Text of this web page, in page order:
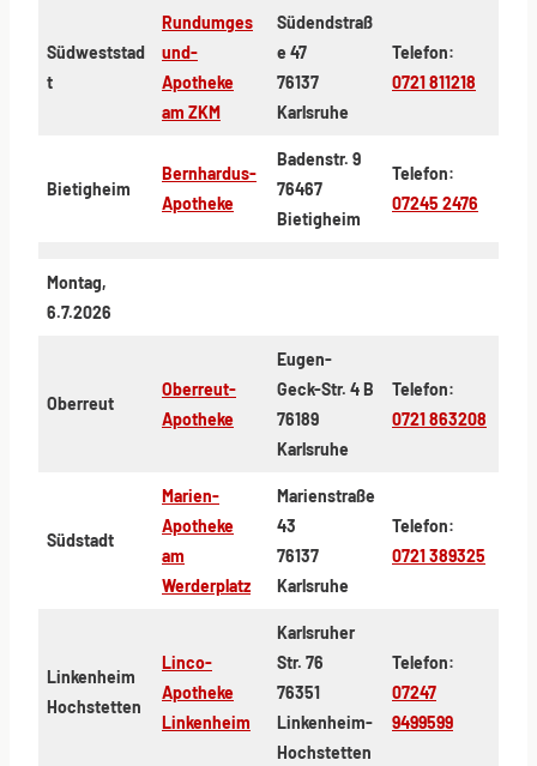
Südweststad
t
Rundumges
und-
Apotheke
am ZKM
Südendstraß
e 47
76137
Karlsruhe
Telefon:
0721 811218
Bietigheim
Bernhardus-
Apotheke
Badenstr. 9
76467
Bietigheim
Telefon:
07245 2476
Montag,
6.7.2026
Oberreut
Oberreut-
Apotheke
Eugen-
Geck-Str. 4 B
76189
Karlsruhe
Telefon:
0721 863208
Südstadt
Marien-
Apotheke
am
Werderplatz
Marienstraße
43
76137
Karlsruhe
Telefon:
0721 389325
Linkenheim
Hochstetten
Linco-
Apotheke
Linkenheim
Karlsruher
Str. 76
76351
Linkenheim-
Hochstetten
Telefon:
07247
9499599